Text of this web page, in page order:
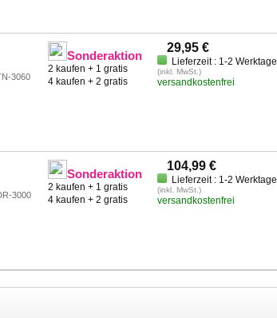
3060
Sonderaktion
2 kaufen + 1 gratis
4 kaufen + 2 gratis
29,95 €
Lieferzeit : 1-2 Werktage
(inkl. MwSt.)
versandkostenfrei
3000
Sonderaktion
2 kaufen + 1 gratis
4 kaufen + 2 gratis
104,99 €
Lieferzeit : 1-2 Werktage
(inkl. MwSt.)
versandkostenfrei